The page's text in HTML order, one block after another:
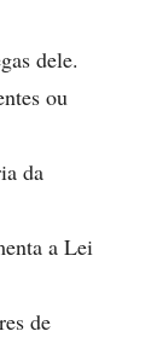
dele.
ou
da
a Lei
de